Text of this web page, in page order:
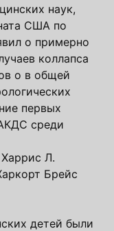
наук,
США по
о примерно
коллапса
о в общей
первых
среди
Л.
Брейс
детей были